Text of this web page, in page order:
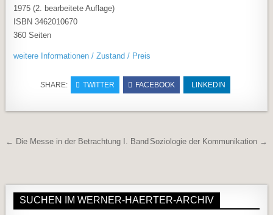
1975 (2. bearbeitete Auflage)
ISBN 3462010670
360 Seiten
weitere Informationen / Zustand / Preis
SHARE: TWITTER FACEBOOK LINKEDIN
BeitragsnavigationSoziologie der Kommunikation →
← Die Messe in der Betrachtung I. Band
SUCHEN IM WERNER-HAERTER-ARCHIV